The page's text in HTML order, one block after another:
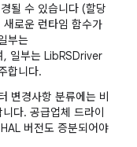
될 수 있습니다 (할당
로운 런타임 함수가
부는
, 일부는 LibRSDriver
합니다.
변경사항 분류에는 비
다. 공급업체 드라이
버전도 증분되어야